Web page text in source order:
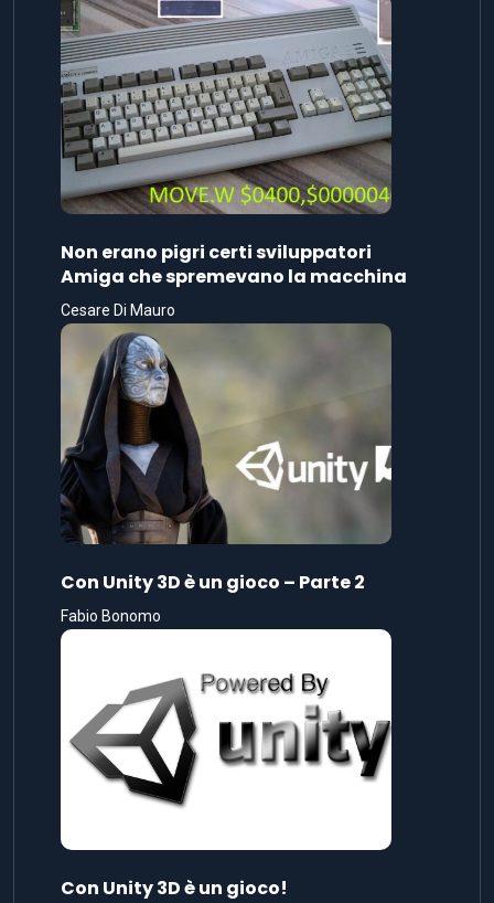
Non erano pigri certi sviluppatori
Amiga che spremevano la macchina
Cesare Di Mauro
Con Unity 3D è un gioco – Parte 2
Fabio Bonomo
Con Unity 3D è un gioco!